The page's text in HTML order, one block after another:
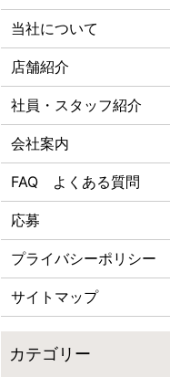
当社について
店舗紹介
社員・スタッフ紹介
会社案内
FAQ よくある質問
応募
プライバシーポリシー
サイトマップ